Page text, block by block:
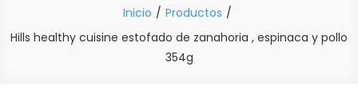
Inicio
Productos
Hills healthy cuisine estofado de zanahoria , espinaca y pollo
354g